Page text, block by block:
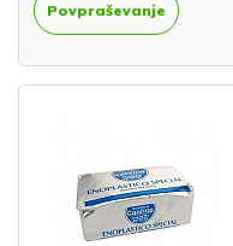
Povpraševanje